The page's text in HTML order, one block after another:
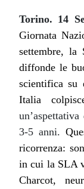
Torino. 14
Giornata
settembre, la
diffonde le
scientifica su
Italia
3-5 anni.
ricorrenza:
in cui la SLA
Charcot,